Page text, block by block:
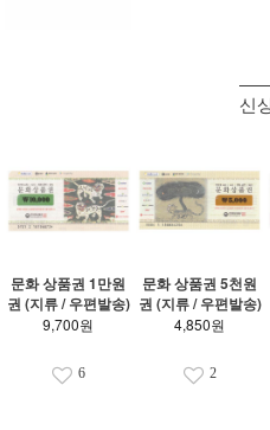
신
문화 상품권 1만원
권 (지류 / 우편발송)
9,700원
6
문화 상품권 5천원
권 (지류 / 우편발송)
4,850원
2